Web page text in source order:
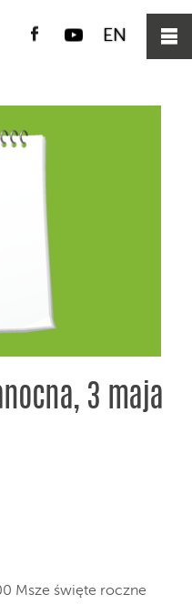
Facebook
YouTube
EN
3 maja
Msze święte roczne